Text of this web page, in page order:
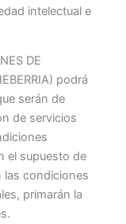
intelectual e
DE
podrá
serán de
de servicios
el supuesto de
las condiciones
primarán la